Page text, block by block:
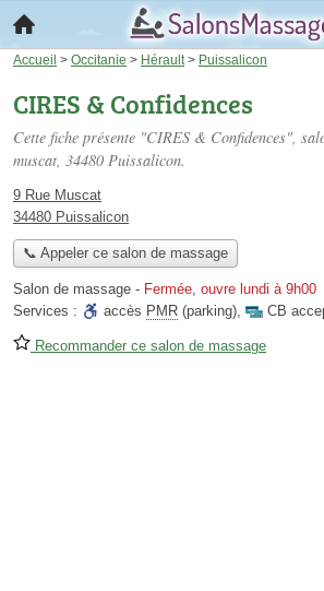
Accueil > Occitanie > Hérault > Puissalicon
CIRES & Confidences
Cette fiche présente "CIRES & Confidences",
muscat, 34480 Puissalicon.
9 Rue Muscat
34480 Puissalicon
📞 Appeler ce salon de massage
Salon de massage - Fermée, ouvre lundi à 9h00
Services :
accès PMR (parking), CB
Recommander ce salon de massage